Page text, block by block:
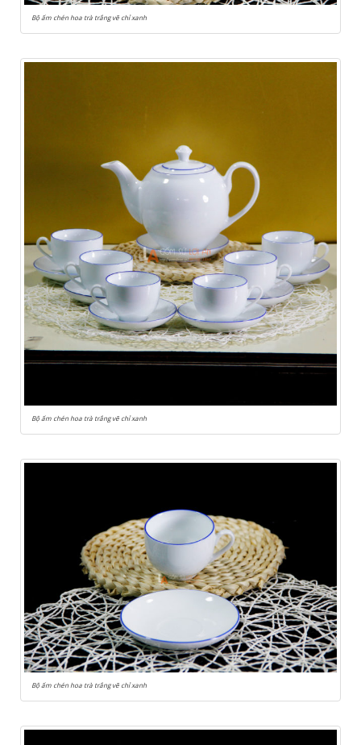
Bộ ấm chén hoa trà trắng vẽ chỉ xanh
Bộ ấm chén hoa trà trắng vẽ chỉ xanh
Bộ ấm chén hoa trà trắng vẽ chỉ xanh